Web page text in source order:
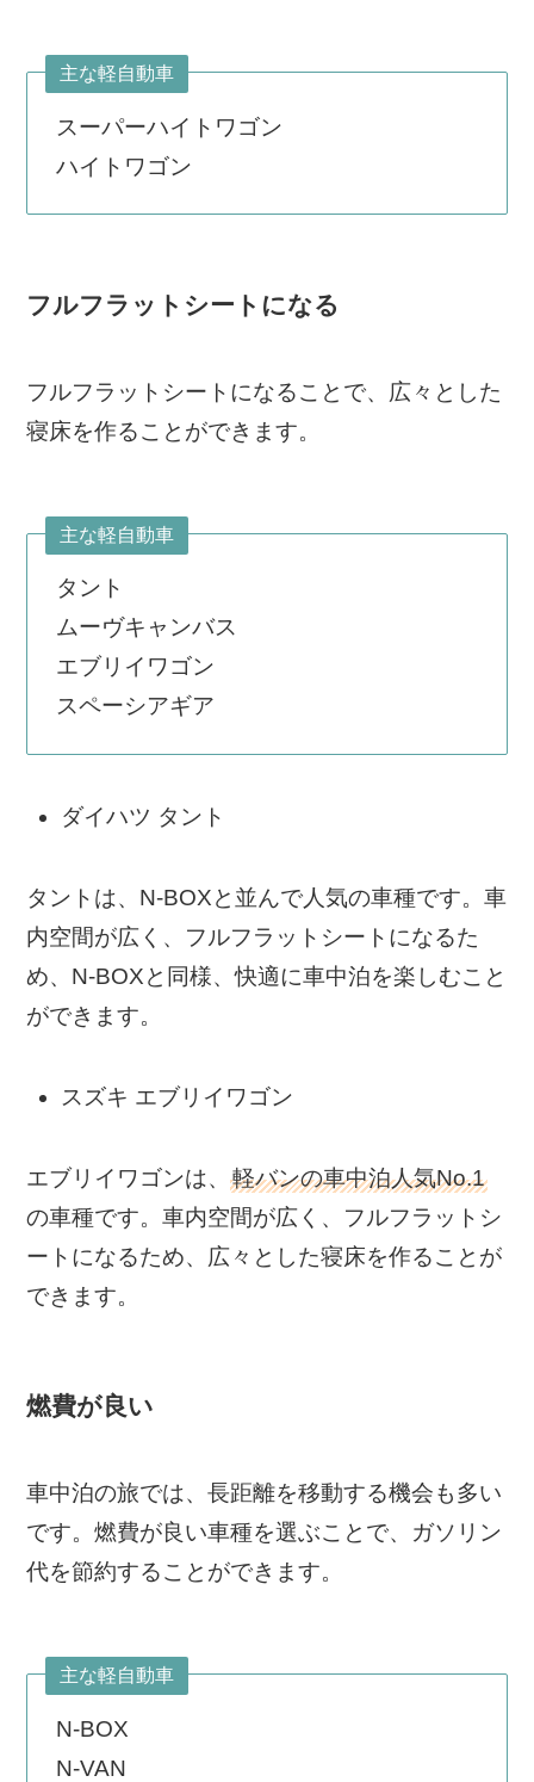
主な軽自動車
スーパーハイトワゴン
ハイトワゴン
フルフラットシートになる
フルフラットシートになることで、広々とした
寝床を作ることができます。
主な軽自動車
タント
ムーヴキャンバス
エブリイワゴン
スペーシアギア
ダイハツ タント
タントは、N-BOXと並んで人気の車種です。車
内空間が広く、フルフラットシートになるた
め、N-BOXと同様、快適に車中泊を楽しむこと
ができます。
スズキ エブリイワゴン
エブリイワゴンは、軽バンの車中泊人気No.1
の車種です。車内空間が広く、フルフラットシ
ートになるため、広々とした寝床を作ることが
できます。
燃費が良い
車中泊の旅では、長距離を移動する機会も多い
です。燃費が良い車種を選ぶことで、ガソリン
代を節約することができます。
主な軽自動車
N-BOX
N-VAN